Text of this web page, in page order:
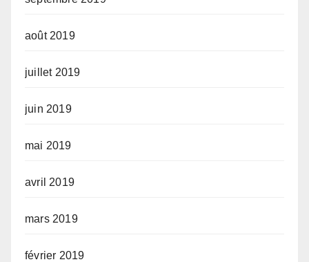
août 2019
juillet 2019
juin 2019
mai 2019
avril 2019
mars 2019
février 2019